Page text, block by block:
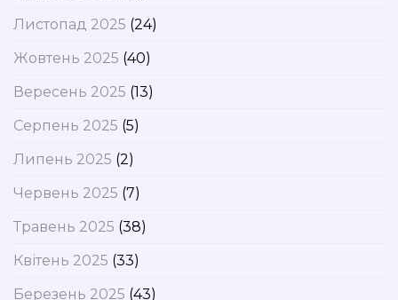
Листопад 2025 (24)
Жовтень 2025 (40)
Вересень 2025 (13)
Серпень 2025 (5)
Липень 2025 (2)
Червень 2025 (7)
Травень 2025 (38)
Квітень 2025 (33)
Березень 2025 (43)